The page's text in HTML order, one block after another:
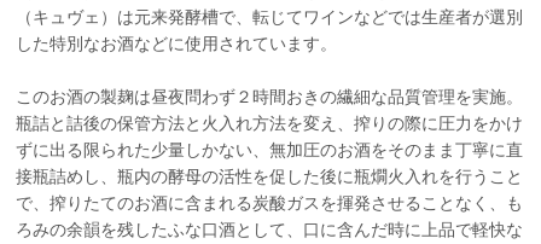
（キュヴェ）は元来発酵槽で、転じてワインなどでは生産者が選別
した特別なお酒などに使用されています。
このお酒の製麹は昼夜問わず２時間おきの繊細な品質管理を実施。
瓶詰と詰後の保管方法と火入れ方法を変え、搾りの際に圧力をかけ
ずに出る限られた少量しかない、無加圧のお酒をそのまま丁寧に直
接瓶詰めし、瓶内の酵母の活性を促した後に瓶燗火入れを行うこと
で、搾りたてのお酒に含まれる炭酸ガスを揮発させることなく、も
ろみの余韻を残したふな口酒として、口に含んだ時に上品で軽快な